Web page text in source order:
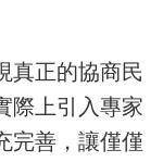
真正的協商民
際上引入專家
完善，讓僅僅